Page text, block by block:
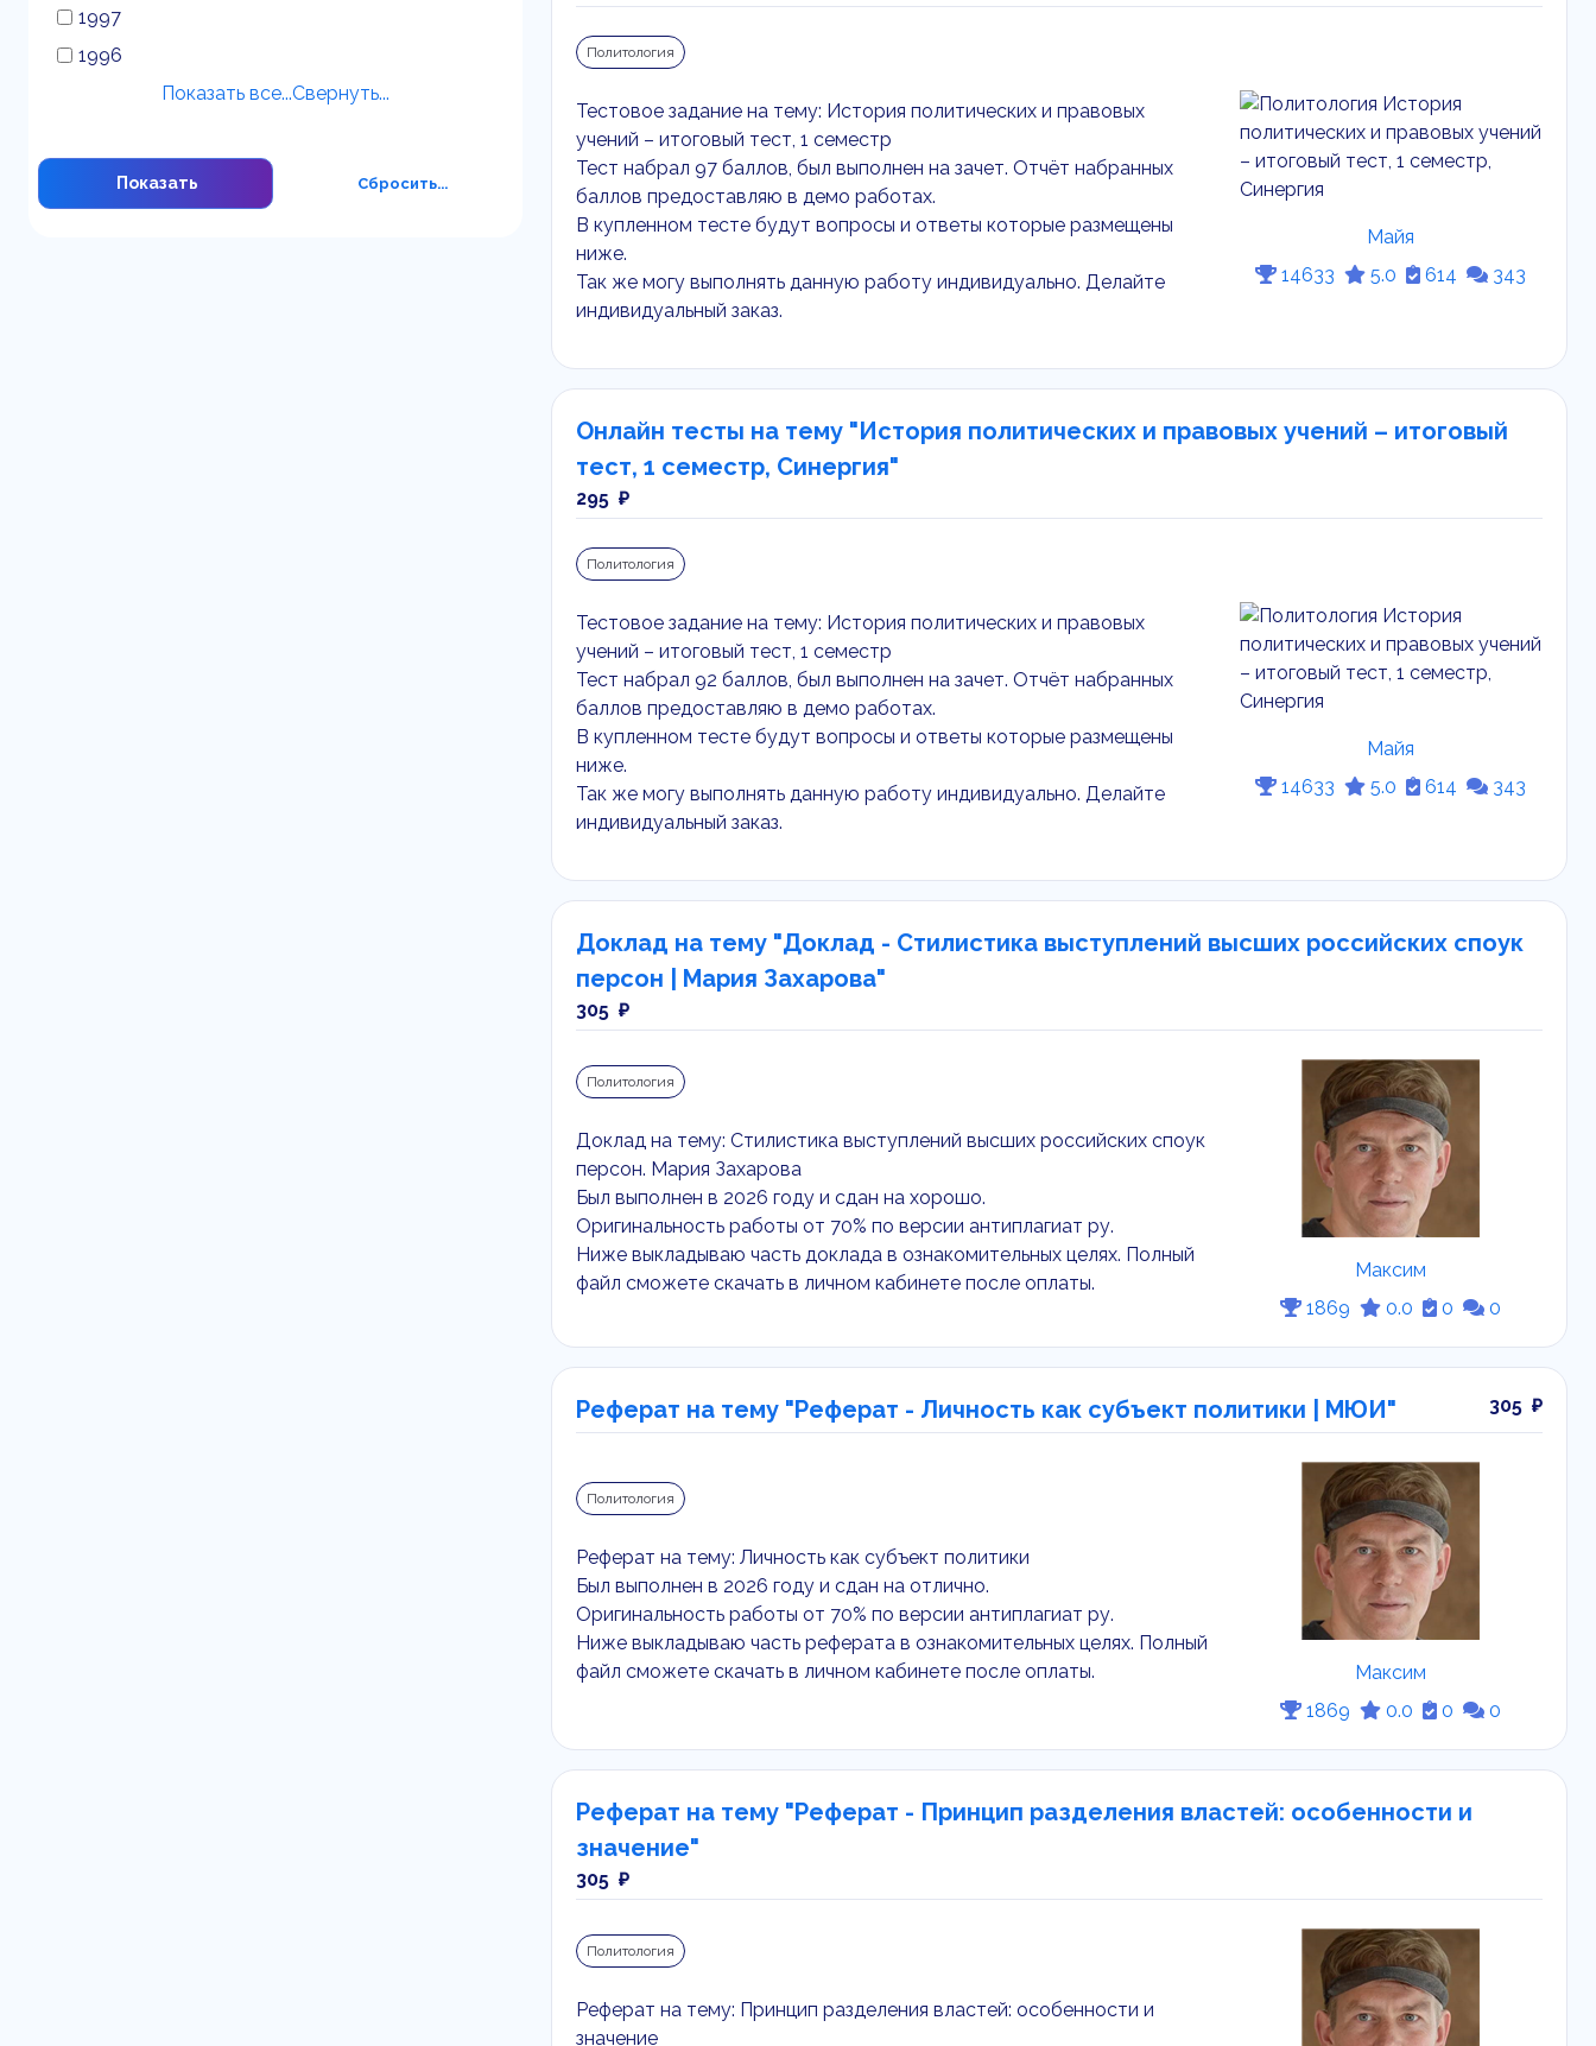
1997
1996
Показать все...Свернуть...
Показать Сбросить...
Политология
Тестовое задание на тему: История политических и правовых
учений – итоговый тест, 1 семестр
Тест набрал 97 баллов, был выполнен на зачет. Отчёт набранных
баллов предоставляю в демо работах.
В купленном тесте будут вопросы и ответы которые размещены
ниже.
Так же могу выполнять данную работу индивидуально. Делайте
индивидуальный заказ.
Майя
14633
5.0 614 343
Онлайн тесты на тему "История политических и правовых учений – итоговый
тест, 1 семестр, Синергия"
295 ₽
Политология
Тестовое задание на тему: История политических и правовых
учений – итоговый тест, 1 семестр
Тест набрал 92 баллов, был выполнен на зачет. Отчёт набранных
баллов предоставляю в демо работах.
В купленном тесте будут вопросы и ответы которые размещены
ниже.
Так же могу выполнять данную работу индивидуально. Делайте
индивидуальный заказ.
Майя
14633
5.0 614 343
Доклад на тему "Доклад - Стилистика выступлений высших российских споук
персон | Мария Захарова"
305 ₽
Политология
Доклад на тему: Стилистика выступлений высших российских споук
персон. Мария Захарова
Был выполнен в 2026 году и сдан на хорошо.
Оригинальность работы от 70% по версии антиплагиат ру.
Ниже выкладываю часть доклада в ознакомительных целях. Полный
файл сможете скачать в личном кабинете после оплаты.
Максим
1869
0.0 0 0
Реферат на тему "Реферат - Личность как субъект политики | МЮИ" 305 ₽
Политология
Реферат на тему: Личность как субъект политики
Был выполнен в 2026 году и сдан на отлично.
Оригинальность работы от 70% по версии антиплагиат ру.
Ниже выкладываю часть реферата в ознакомительных целях. Полный
файл сможете скачать в личном кабинете после оплаты.
Максим
1869
0.0 0 0
Реферат на тему "Реферат - Принцип разделения властей: особенности и
значение"
305 ₽
Политология
Реферат на тему: Принцип разделения властей: особенности и
значение